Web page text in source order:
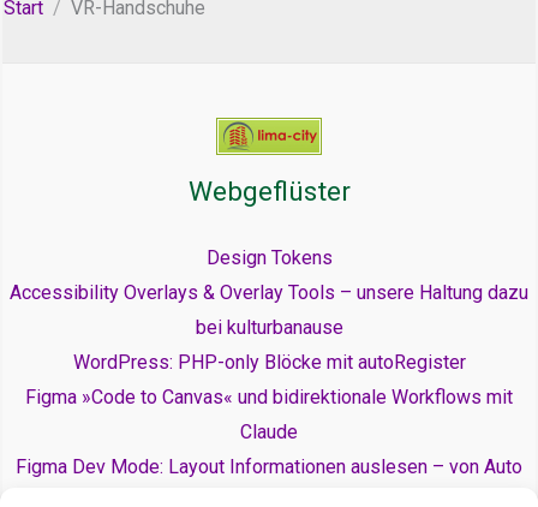
Start VR-Handschuhe
Webgeflüster
Design Tokens
Accessibility Overlays & Overlay Tools – unsere Haltung dazu
bei kulturbanause
WordPress: PHP-only Blöcke mit autoRegister
Figma »Code to Canvas« und bidirektionale Workflows mit
Claude
Figma Dev Mode: Layout Informationen auslesen – von Auto